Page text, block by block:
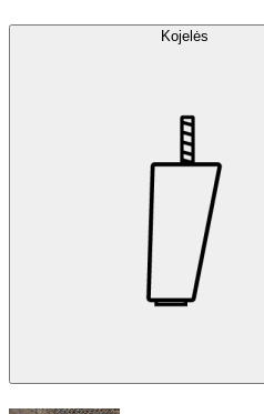
Kojelės